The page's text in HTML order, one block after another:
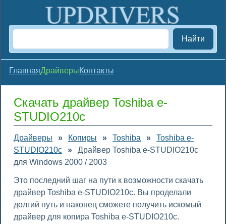
Найти
ГлавнаяДрайверыКонтакты
Скачать драйвер Toshiba e-
STUDIO210c
Драйверы » Копиры » Toshiba »
Toshiba e-
STUDIO210c
»
Драйвер Toshiba e-STUDIO210c
для Windows 2000 / 2003
Это последний шаг на пути к возможности скачать
драйвер Toshiba e-STUDIO210c. Вы проделали
долгий путь и наконец сможете получить искомый
драйвер для копира Toshiba e-STUDIO210c.